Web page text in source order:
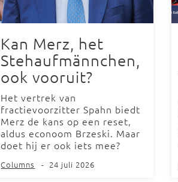
Kan Merz, het
Stehaufmännchen,
ook vooruit?
Het vertrek van
fractievoorzitter Spahn biedt
Merz de kans op een reset,
aldus econoom Brzeski. Maar
doet hij er ook iets mee?
Columns - 24 juli 2026